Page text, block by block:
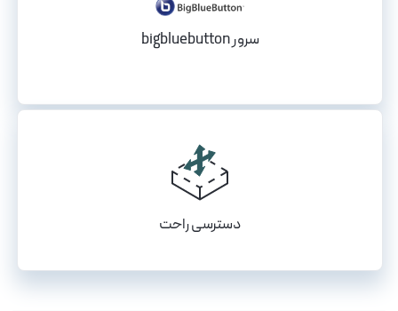
سرور bigbluebutton
دسترسی راحت